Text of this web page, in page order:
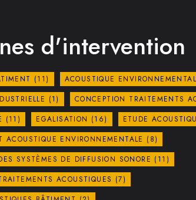
d'intervention
(11) ACOUSTIQUE
(1) CONCEPTION TRAITEMENTS
(11) EGALISATION (16) ETUDE
ACOUSTIQUE ENVIRONNEMENTALE (8)
SYSTÈMES DE DIFFUSION SONORE (11)
ACOUSTIQUES (7)